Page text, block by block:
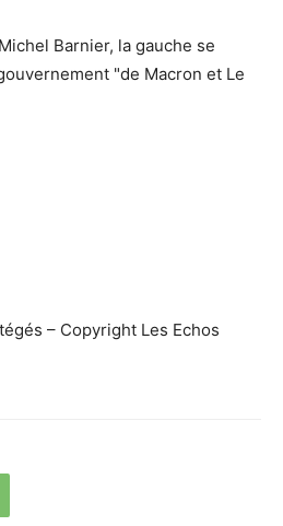
Barnier, la gauche se
"de Macron et Le
– Copyright Les Echos